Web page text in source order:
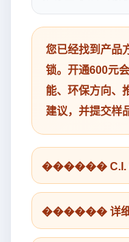
您已经找到产品
锁。开通600元
能、环保方向、
建议，并提交样
������ C.I. /
������ 详细